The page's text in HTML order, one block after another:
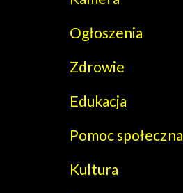
Ogłoszenia
Zdrowie
Edukacja
Pomoc społeczna
Kultura